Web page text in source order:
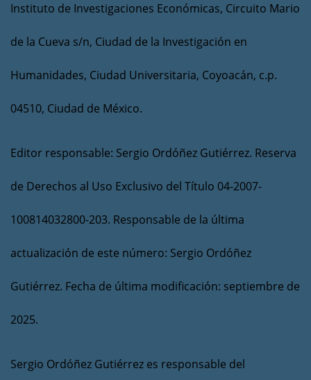
Instituto de Investigaciones Económicas, Circuito Mario
de la Cueva s/n, Ciudad de la Investigación en
Humanidades, Ciudad Universitaria, Coyoacán, c.p.
04510, Ciudad de México.
Editor responsable: Sergio Ordóñez Gutiérrez. Reserva
de Derechos al Uso Exclusivo del Título 04-2007-
100814032800-203. Responsable de la última
actualización de este número: Sergio Ordóñez
Gutiérrez. Fecha de última modificación: septiembre de
2025.
Sergio Ordóñez Gutiérrez es responsable del